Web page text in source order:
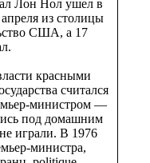
Лон Нол ушел в
из столицы
США, а 17
красными
считался
министром —
под домашним
играли. В 1976
министра,